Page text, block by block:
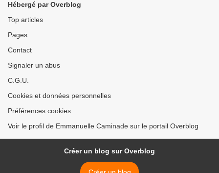
Hébergé par Overblog
Top articles
Pages
Contact
Signaler un abus
C.G.U.
Cookies et données personnelles
Préférences cookies
Voir le profil de Emmanuelle Caminade sur le portail Overblog
Créer un blog sur Overblog